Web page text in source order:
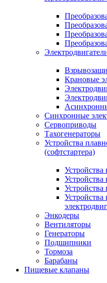
Крановые
Синхронные
Сервоприводы
Тахогенераторы
Устройства
(софтстартера)
Устройства
Устройства
Устройства
Устройства
Энкодеры
Вентиляторы
Генераторы
Подшипники
Тормоза
Барабаны
Пищевые клапаны